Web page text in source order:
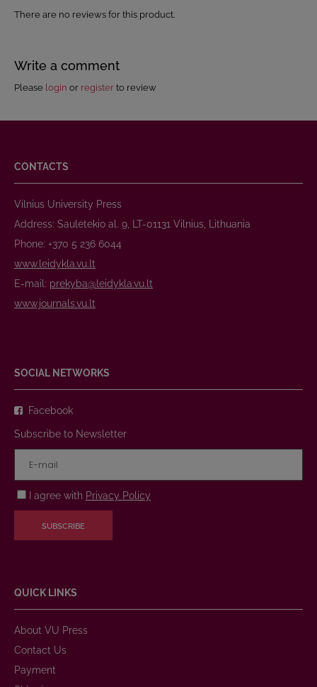
There are no reviews for this product.
Write a comment
Please login or register to review
CONTACTS
Vilnius University Press
Address: Saulėtekio al. 9, LT-01131 Vilnius, Lithuania
Phone: +370 5 236 6044
www.leidykla.vu.lt
E-mail: prekyba@leidykla.vu.lt
www.journals.vu.lt
SOCIAL NETWORKS
Facebook
Subscribe to Newsletter
I agree with Privacy Policy
SUBSCRIBE
QUICK LINKS
About VU Press
Contact Us
Payment